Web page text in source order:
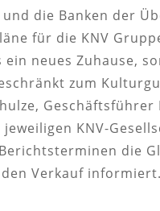
die Banken der
für die KNV
neues Zuhause,
zum
KNV-
die
Verkauf informiert.